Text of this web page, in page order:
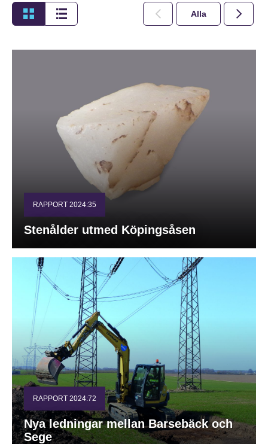
Alla 2026
RAPPORT 2024:35
Stenålder utmed Köpingsåsen
RAPPORT 2024:72
Nya ledningar mellan Barsebäck och
Sege